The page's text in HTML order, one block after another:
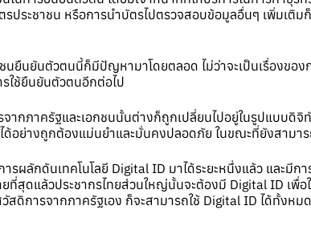
รประชาชน หรือการนำบัตรไปตรวจสอบข้อมูลอื่นๆ เพิ่มเ
นยืนยันตัวตนนี้ก็มีปัญหามาโดยตลอด ไม่ว่าจะเป็นเรื่องข
ใช้ยืนยันตัวตนอีกต่อไป
ากภาครัฐและเอกชนนั้นต่างก็ถูกเปลี่ยนไปอยู่ในรูปแบบดิ
อย่างถูกต้องแม่นยำและมั่นคงปลอดภัย ในขณะที่ยังสามา
ารผลักดันเทคโนโลยี Digital ID มาได้ระยะหนึ่งแล้ว และมี
ที่สุดแล้วประชากรไทยส่วนใหญ่นั้นจะต้องมี Digital ID เพื่
สดิการจากภาครัฐเอง ก็จะสามารถใช้ Digital ID ได้ทั้งหม